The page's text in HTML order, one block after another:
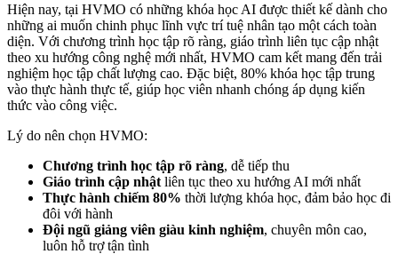
Hiện nay, tại HVMO có những khóa học AI được thiết kế dành cho
những ai muốn chinh phục lĩnh vực trí tuệ nhân tạo một cách toàn
diện. Với chương trình học tập rõ ràng, giáo trình liên tục cập nhật
theo xu hướng công nghệ mới nhất, HVMO cam kết mang đến trải
nghiệm học tập chất lượng cao. Đặc biệt, 80% khóa học tập trung
vào thực hành thực tế, giúp học viên nhanh chóng áp dụng kiến
thức vào công việc.
Lý do nên chọn HVMO:
Chương trình học tập rõ ràng, dễ tiếp thu
Giáo trình cập nhật liên tục theo xu hướng AI mới nhất
Thực hành chiếm 80% thời lượng khóa học, đảm bảo học đi
đôi với hành
Đội ngũ giảng viên giàu kinh nghiệm, chuyên môn cao,
luôn hỗ trợ tận tình